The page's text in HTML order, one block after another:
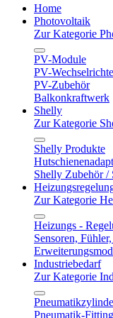
Home
Photovoltaik
Zur Kategorie
PV-Module
PV-
PV-Zubehör
Balkonkraftwerk
Shelly
Zur Kategorie
Shelly Produkte
Shelly Zubehör /
Zur Kategorie
Heizungs -
Sensoren,
Industriebedarf
Zur Kategorie
Pneumatik-